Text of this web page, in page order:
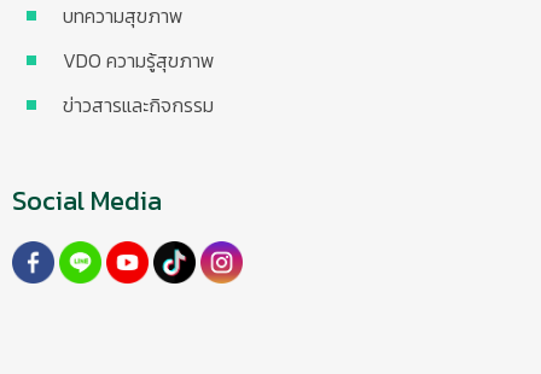
บทความสุขภาพ
VDO ความรู้สุขภาพ
ข่าวสารและกิจกรรม
Social Media